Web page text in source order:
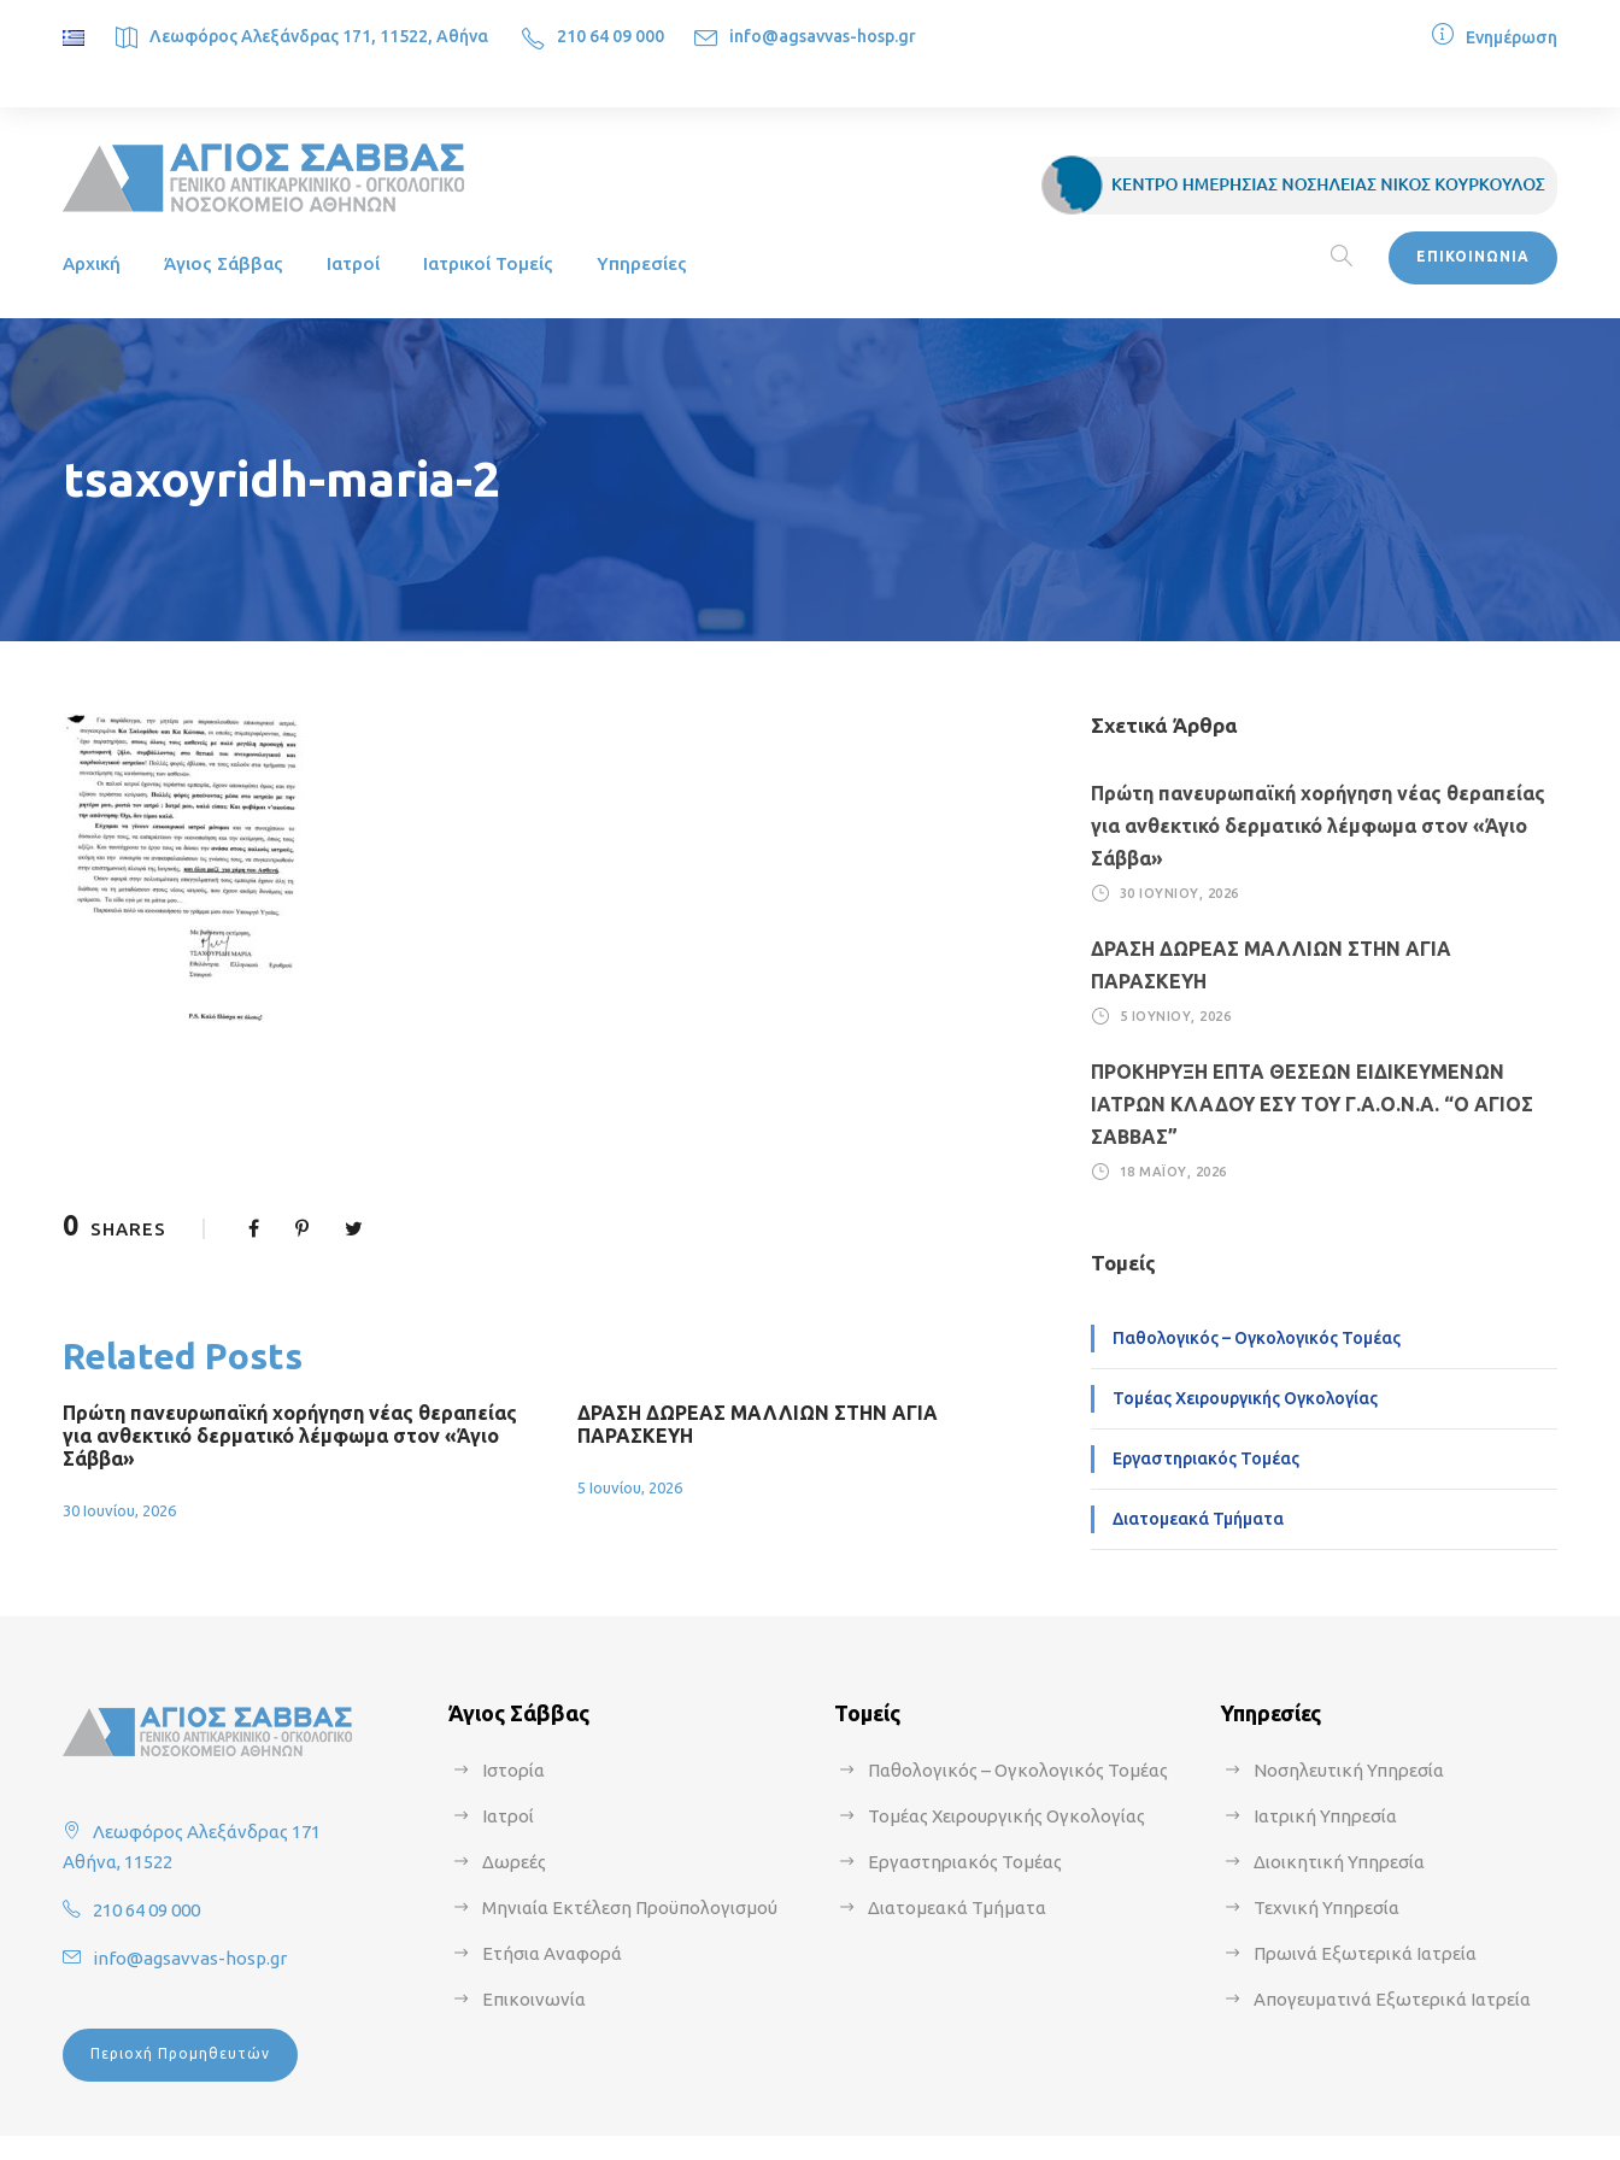
Λεωφόρος Αλεξάνδρας 171, 11522, Αθήνα 210 64 09 000 info@agsavvas-hosp.gr Ενημέρωση
Αρχική Άγιος Σάββας Ιατροί Ιατρικοί Τομείς Υπηρεσίες ΕΠΙΚΟΙΝΩΝΙΑ
tsaxoyridh-maria-2
0 SHARES
Related Posts
Πρώτη πανευρωπαϊκή χορήγηση νέας θεραπείας
για ανθεκτικό δερματικό λέμφωμα στον «Άγιο
Σάββα»
30 Ιουνίου, 2026
ΔΡΑΣΗ ΔΩΡΕΑΣ ΜΑΛΛΙΩΝ ΣΤΗΝ ΑΓΙΑ
ΠΑΡΑΣΚΕΥΗ
5 Ιουνίου, 2026
Σχετικά Άρθρα
Πρώτη πανευρωπαϊκή χορήγηση νέας θεραπείας
για ανθεκτικό δερματικό λέμφωμα στον «Άγιο
Σάββα»
30 ΙΟΥΝΊΟΥ, 2026
ΔΡΑΣΗ ΔΩΡΕΑΣ ΜΑΛΛΙΩΝ ΣΤΗΝ ΑΓΙΑ
ΠΑΡΑΣΚΕΥΗ
5 ΙΟΥΝΊΟΥ, 2026
ΠΡΟΚΗΡΥΞΗ ΕΠΤΑ ΘΕΣΕΩΝ ΕΙΔΙΚΕΥΜΕΝΩΝ
ΙΑΤΡΩΝ ΚΛΑΔΟΥ ΕΣΥ ΤΟΥ Γ.Α.Ο.Ν.Α. “Ο ΑΓΙΟΣ
ΣΑΒΒΑΣ”
18 ΜΑΪ́ΟΥ, 2026
Τομείς
Παθολογικός – Ογκολογικός Τομέας
Τομέας Χειρουργικής Ογκολογίας
Εργαστηριακός Τομέας
Διατομεακά Τμήματα
Λεωφόρος Αλεξάνδρας 171
Αθήνα, 11522
210 64 09 000
info@agsavvas-hosp.gr
Περιοχή Προμηθευτών
Άγιος Σάββας
Ιστορία
Ιατροί
Δωρεές
Μηνιαία Εκτέλεση Προϋπολογισμού
Ετήσια Αναφορά
Επικοινωνία
Τομείς
Παθολογικός – Ογκολογικός Τομέας
Τομέας Χειρουργικής Ογκολογίας
Εργαστηριακός Τομέας
Διατομεακά Τμήματα
Υπηρεσίες
Νοσηλευτική Υπηρεσία
Ιατρική Υπηρεσία
Διοικητική Υπηρεσία
Τεχνική Υπηρεσία
Πρωινά Εξωτερικά Ιατρεία
Απογευματινά Εξωτερικά Ιατρεία